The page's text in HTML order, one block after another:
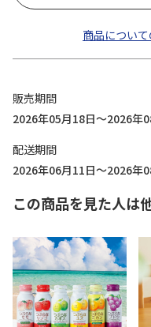
商品につい
販売期間
2026年05月18日～2026年
配送期間
2026年06月11日～2026年
この商品を見た人は